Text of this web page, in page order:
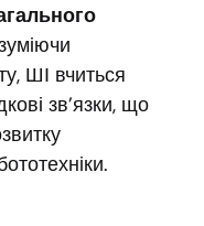
ШІ вчиться
зв’язки, що